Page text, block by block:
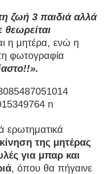
ζωή 3 παιδιά αλλά
θεωρείται
η μητέρα, ενώ η
φωτογραφία
ερωτηματικά
της μητέρας
για μπαρ και
, όπου θα πήγαινε